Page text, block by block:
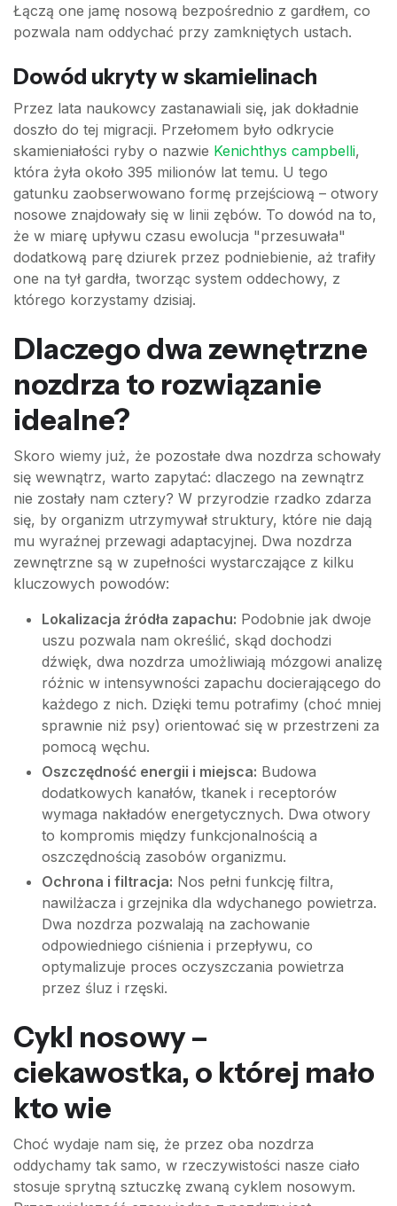
Łączą one jamę nosową bezpośrednio z gardłem, co
pozwala nam oddychać przy zamkniętych ustach.
Dowód ukryty w skamielinach
Przez lata naukowcy zastanawiali się, jak dokładnie
doszło do tej migracji. Przełomem było odkrycie
skamieniałości ryby o nazwie Kenichthys campbelli,
która żyła około 395 milionów lat temu. U tego
gatunku zaobserwowano formę przejściową – otwory
nosowe znajdowały się w linii zębów. To dowód na to,
że w miarę upływu czasu ewolucja "przesuwała"
dodatkową parę dziurek przez podniebienie, aż trafiły
one na tył gardła, tworząc system oddechowy, z
którego korzystamy dzisiaj.
Dlaczego dwa zewnętrzne
nozdrza to rozwiązanie
idealne?
Skoro wiemy już, że pozostałe dwa nozdrza schowały
się wewnątrz, warto zapytać: dlaczego na zewnątrz
nie zostały nam cztery? W przyrodzie rzadko zdarza
się, by organizm utrzymywał struktury, które nie dają
mu wyraźnej przewagi adaptacyjnej. Dwa nozdrza
zewnętrzne są w zupełności wystarczające z kilku
kluczowych powodów:
Lokalizacja źródła zapachu: Podobnie jak dwoje
uszu pozwala nam określić, skąd dochodzi
dźwięk, dwa nozdrza umożliwiają mózgowi analizę
różnic w intensywności zapachu docierającego do
każdego z nich. Dzięki temu potrafimy (choć mniej
sprawnie niż psy) orientować się w przestrzeni za
pomocą węchu.
Oszczędność energii i miejsca: Budowa
dodatkowych kanałów, tkanek i receptorów
wymaga nakładów energetycznych. Dwa otwory
to kompromis między funkcjonalnością a
oszczędnością zasobów organizmu.
Ochrona i filtracja: Nos pełni funkcję filtra,
nawilżacza i grzejnika dla wdychanego powietrza.
Dwa nozdrza pozwalają na zachowanie
odpowiedniego ciśnienia i przepływu, co
optymalizuje proces oczyszczania powietrza
przez śluz i rzęski.
Cykl nosowy –
ciekawostka, o której mało
kto wie
Choć wydaje nam się, że przez oba nozdrza
oddychamy tak samo, w rzeczywistości nasze ciało
stosuje sprytną sztuczkę zwaną cyklem nosowym.